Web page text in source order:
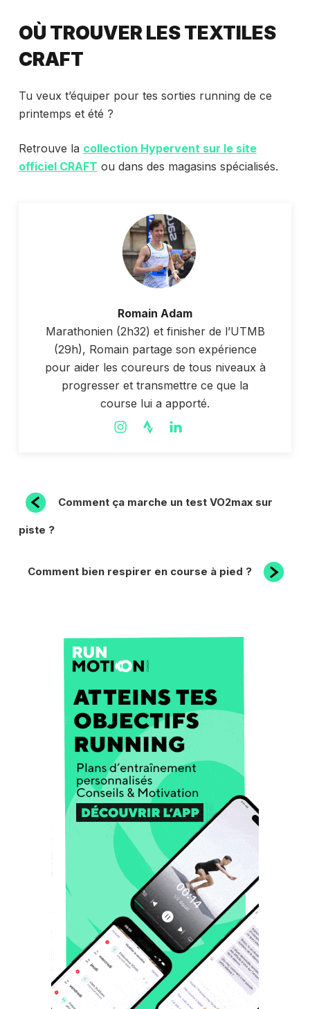
OÙ TROUVER LES TEXTILES
CRAFT
Tu veux t’équiper pour tes sorties running de ce
printemps et été ?
Retrouve la collection Hypervent sur le site
officiel CRAFT ou dans des magasins spécialisés.
Romain Adam
Marathonien (2h32) et finisher de l’UTMB
(29h), Romain partage son expérience
pour aider les coureurs de tous niveaux à
progresser et transmettre ce que la
course lui a apporté.
NAVIGATION
DE
Article
précédent
Comment ça marche un test VO2max sur
piste ?
Comment bien respirer en course à pied ?